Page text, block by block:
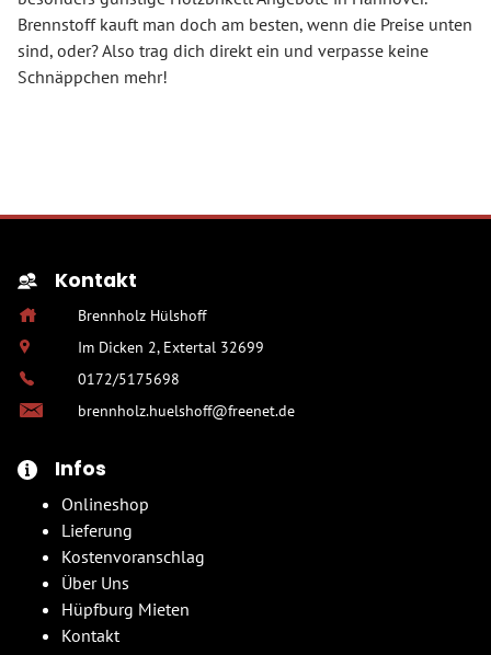
Brennstoff kauft man doch am besten, wenn die Preise unten
sind, oder? Also trag dich direkt ein und verpasse keine
Schnäppchen mehr!
Kontakt
Brennholz Hülshoff
Im Dicken 2, Extertal 32699
0172/5175698
brennholz.huelshoff@freenet.de
Infos
Onlineshop
Lieferung
Kostenvoranschlag
Über Uns
Hüpfburg Mieten
Kontakt